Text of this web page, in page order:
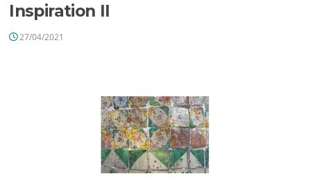
Inspiration II
27/04/2021